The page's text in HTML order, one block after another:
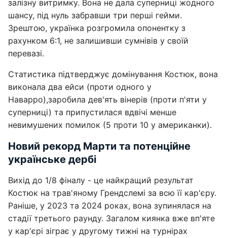
залізну витримку. Вона не дала суперниці жодного
шансу, під нуль забравши три перші гейми.
Зрештою, українка розгромила опонентку з
рахунком 6:1, не залишивши сумнівів у своїй
перевазі.
Статистика підтверджує домінування Костюк, вона
виконала два ейси (проти одного у
Наварро),заробила дев'ять вінерів (проти п'яти у
суперниці) та припустилася вдвічі менше
невимушених помилок (5 проти 10 у американки).
Новий рекорд Марти та потенційне
українське дербі
Вихід до 1/8 фіналу - це найкращий результат
Костюк на трав'яному Грендслемі за всю її кар'єру.
Раніше, у 2023 та 2024 роках, вона зупинялася на
стадії третього раунду. Загалом киянка вже вп'яте
у кар'єрі зіграє у другому тижні на турнірах